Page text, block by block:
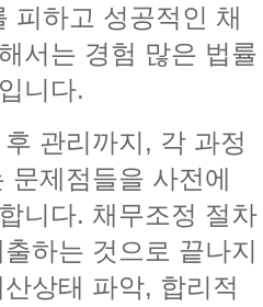
피하고 성공적인 채
서는 경험 많은 법률
니다.
관리까지, 각 과정
제점들을 사전에
니다. 채무조정 절차
하는 것으로 끝나지
상태 파악, 합리적